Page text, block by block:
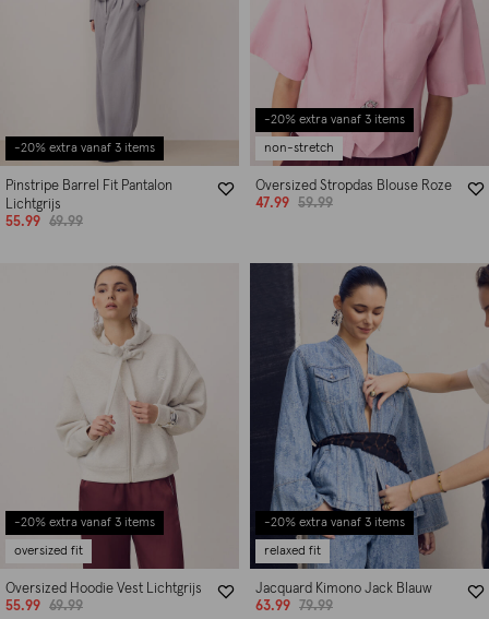
-20% extra vanaf 3 items
Pinstripe Barrel Fit Pantalon
Lichtgrijs
55.99
69.99
-20% extra vanaf 3 items
non-stretch
Oversized Stropdas Blouse Roze
47.99
59.99
-20% extra vanaf 3 items
oversized fit
Oversized Hoodie Vest Lichtgrijs
55.99
69.99
-20% extra vanaf 3 items
relaxed fit
Jacquard Kimono Jack Blauw
63.99
79.99